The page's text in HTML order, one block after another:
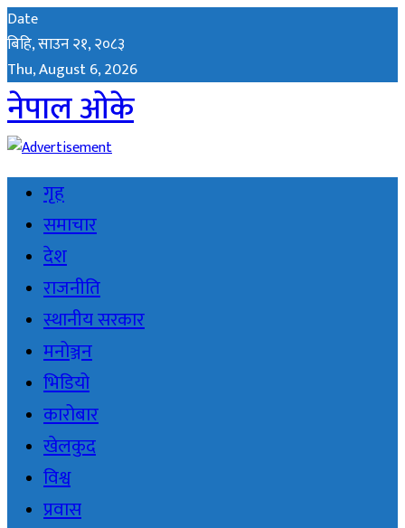
Date
बिहि, साउन २१, २०८३
Thu, August 6, 2026
नेपाल ओके
गृह
समाचार
देश
राजनीति
स्थानीय सरकार
मनोञ्जन
भिडियो
कारोबार
खेलकुद
विश्व
प्रवास